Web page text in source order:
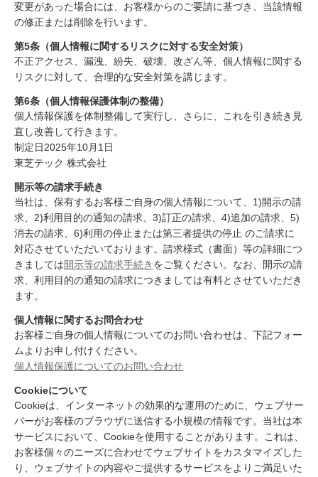
変更があった場合には、お客様からのご要請に基づき、当該情報
の修正または削除を行います。
第5条（個人情報に関するリスクに対する安全対策）
不正アクセス、漏洩、紛失、破壊、改ざん等、個人情報に関する
リスクに対して、合理的な安全対策を講じます。
第6条（個人情報保護体制の整備）
個人情報保護を体制整備して実行し、さらに、これを引き続き見
直し改善して行きます。
制定日2025年10月1日
東芝テック 株式会社
開示等の請求手続き
当社は、保有するお客様ご自身の個人情報について、1)開示の請
求、2)利用目的の通知の請求、3)訂正の請求、4)追加の請求、5)
消去の請求、6)利用の停止または第三者提供の停止 のご請求に
対応させていただいております。請求様式（書面）等の詳細につ
きましては開示等の請求手続き をご覧ください。なお、開示の請
求、利用目的の通知の請求につきましては有料とさせていただき
ます。
個人情報に関するお問合わせ
お客様ご自身の個人情報についてのお問い合わせは、下記フォー
ムよりお申し付けください。
個人情報保護についてのお問い合わせ
Cookieについて
Cookieは、インターネットの効果的な運用のために、ウェブサー
バーがお客様のブラウザに送信する小規模の情報です。当社は本
サービスにおいて、Cookieを使用することがあります。これは、
お客様個々のニーズに合わせてウェブサイトをカスタマイズした
り、ウェブサイトの内容やご提供するサービスをよりご満足いた